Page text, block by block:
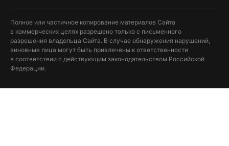
Полное или частичное копирование материалов Сайта
в коммерческих целях разрешено только с письменного
разрешения владельца Сайта. В случае обнаружения нарушений,
виновные лица могут быть привлечены к ответственности
в соответствии с действующим законодательством Российской
Федерации.